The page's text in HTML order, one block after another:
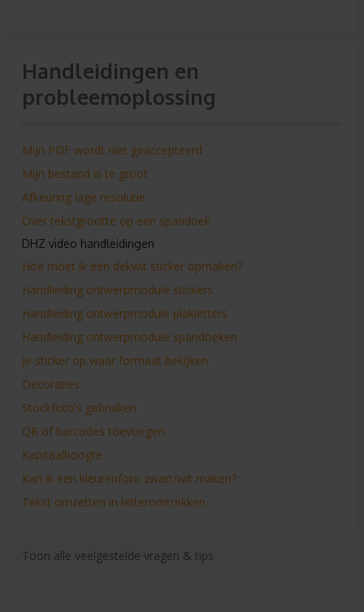
Handleidingen en
probleemoplossing
Mijn PDF wordt niet geaccepteerd
Mijn bestand is te groot
Afkeuring lage resolutie
Over tekstgrootte op een spandoek
DHZ video handleidingen
Hoe moet ik een dekwit sticker opmaken?
Handleiding ontwerpmodule stickers
Handleiding ontwerpmodule plakletters
Handleiding ontwerpmodule spandoeken
Je sticker op waar formaat bekijken
Decoraties
Stockfoto's gebruiken
QR of barcodes toevoegen
Kapitaalhoogte
Kan ik een kleurenfoto zwart/wit maken?
Tekst omzetten in letteromtrekken
Toon alle veelgestelde vragen & tips